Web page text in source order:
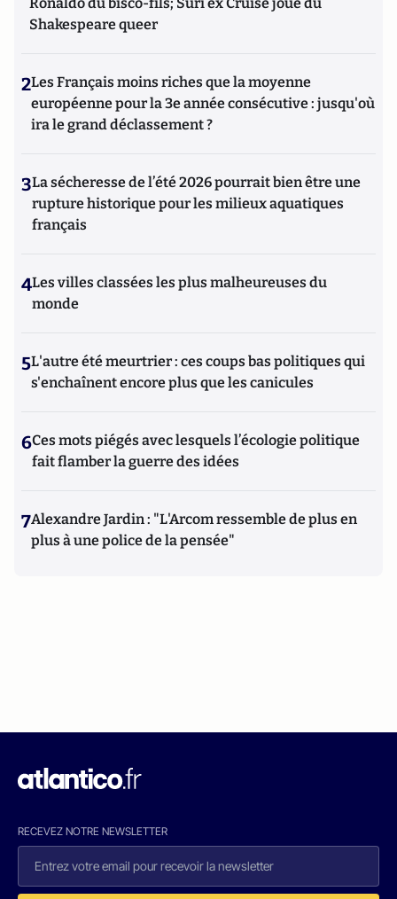
Shakespeare queer
2Les Français moins riches que la moyenne
européenne pour la 3e année consécutive : jusqu'où
ira le grand déclassement ?
3La sécheresse de l’été 2026 pourrait bien être une
rupture historique pour les milieux aquatiques
français
4Les villes classées les plus malheureuses du
monde
5L'autre été meurtrier : ces coups bas politiques qui
s'enchaînent encore plus que les canicules
6Ces mots piégés avec lesquels l’écologie politique
fait flamber la guerre des idées
7Alexandre Jardin : "L'Arcom ressemble de plus en
plus à une police de la pensée"
RECEVEZ NOTRE NEWSLETTER